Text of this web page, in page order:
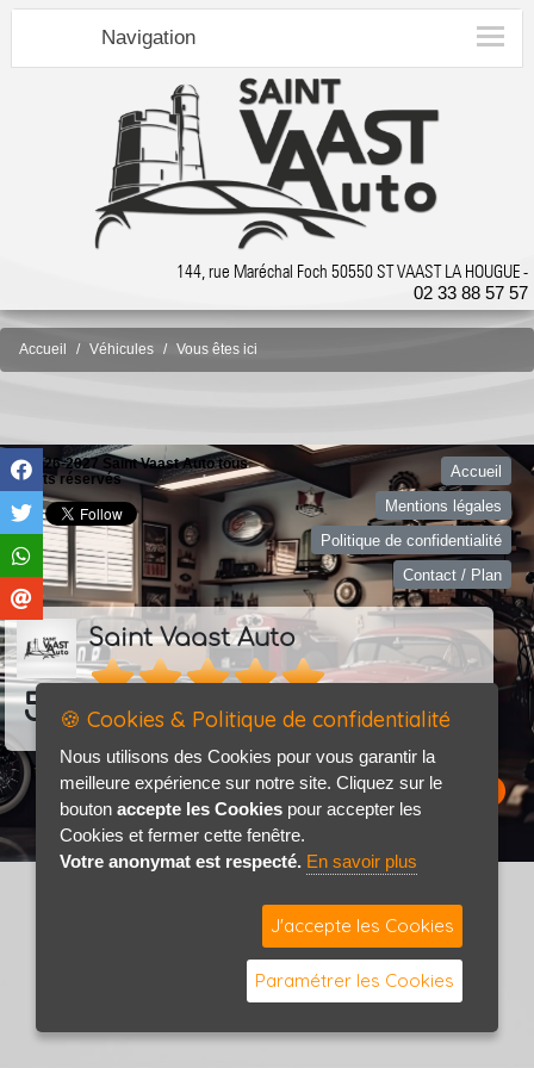
144, rue Maréchal Foch 50550 ST VAAST LA HOUGUE -
02 33 88 57 57
Navigation
Accueil Véhicules Vous êtes ici
©2026-2027 Saint Vaast Auto tous
droits réservés
Accueil
Mentions légales
Politique de confidentialité
Contact / Plan
5.0
Saint Vaast Auto
18 avis Consultez les avis
🍪 Cookies & Politique de confidentialité
Nous utilisons des Cookies pour vous garantir la
meilleure expérience sur notre site. Cliquez sur le
bouton accepte les Cookies pour accepter les
Cookies et fermer cette fenêtre.
Votre anonymat est respecté. En savoir plus
J'accepte les Cookies
Paramétrer les Cookies